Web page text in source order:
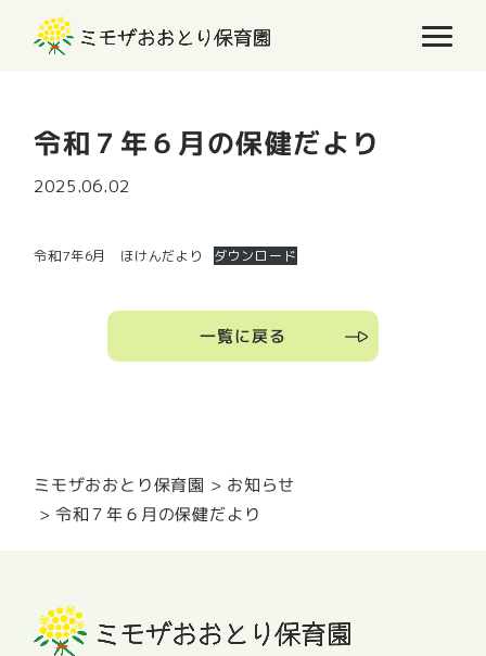
令和７年６月の保健だより
2025.06.02
令和7年6月 ほけんだより ダウンロード
一覧に戻る
ミモザおおとり保育園 お知らせ
令和７年６月の保健だより